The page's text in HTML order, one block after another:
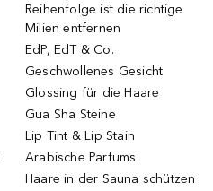
Reihenfolge ist die richtige
Milien entfernen
EdP, EdT & Co.
Geschwollenes Gesicht
Glossing für die Haare
Gua Sha Steine
Lip Tint & Lip Stain
Arabische Parfums
Haare in der Sauna schützen